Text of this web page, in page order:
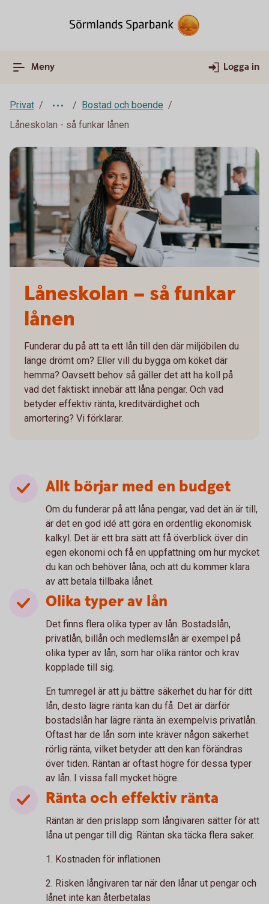
Meny Logga in
Privat
Bostad och boende
Låneskolan - så funkar lånen
Låneskolan – så funkar
lånen
Funderar du på att ta ett lån till den där miljöbilen du
länge drömt om? Eller vill du bygga om köket där
hemma? Oavsett behov så gäller det att ha koll på
vad det faktiskt innebär att låna pengar. Och vad
betyder effektiv ränta, kreditvärdighet och
amortering? Vi förklarar.
Allt börjar med en budget
Om du funderar på att låna pengar, vad det än är till,
är det en god idé att göra en ordentlig ekonomisk
kalkyl. Det är ett bra sätt att få överblick över din
egen ekonomi och få en uppfattning om hur mycket
du kan och behöver låna, och att du kommer klara
av att betala tillbaka lånet.
Olika typer av lån
Det finns flera olika typer av lån. Bostadslån,
privatlån, billån och medlemslån är exempel på
olika typer av lån, som har olika räntor och krav
kopplade till sig.
En tumregel är att ju bättre säkerhet du har för ditt
lån, desto lägre ränta kan du få. Det är därför
bostadslån har lägre ränta än exempelvis privatlån.
Oftast har de lån som inte kräver någon säkerhet
rörlig ränta, vilket betyder att den kan förändras
över tiden. Räntan är oftast högre för dessa typer
av lån. I vissa fall mycket högre.
Ränta och effektiv ränta
Räntan är den prislapp som långivaren sätter för att
låna ut pengar till dig. Räntan ska täcka flera saker.
1. Kostnaden för inflationen
2. Risken långivaren tar när den lånar ut pengar och
lånet inte kan återbetalas